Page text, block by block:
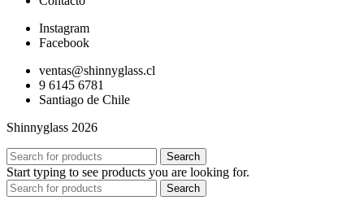
Instagram
Facebook
ventas@shinnyglass.cl
9 6145 6781
Santiago de Chile
Shinnyglass 2026
Search
Start typing to see products you are looking for.
Search